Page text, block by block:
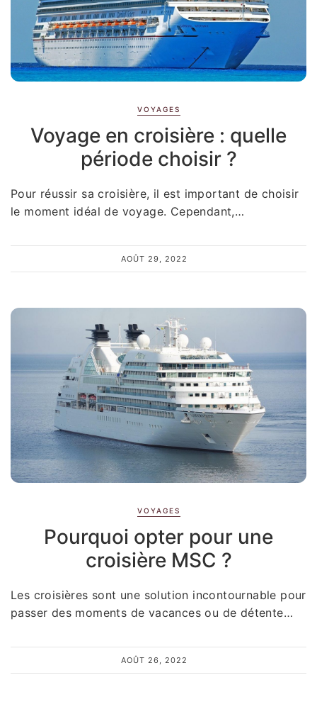
VOYAGES
Voyage en croisière : quelle
période choisir ?
Pour réussir sa croisière, il est important de choisir
le moment idéal de voyage. Cependant,…
AOÛT 29, 2022
VOYAGES
Pourquoi opter pour une
croisière MSC ?
Les croisières sont une solution incontournable pour
passer des moments de vacances ou de détente…
AOÛT 26, 2022